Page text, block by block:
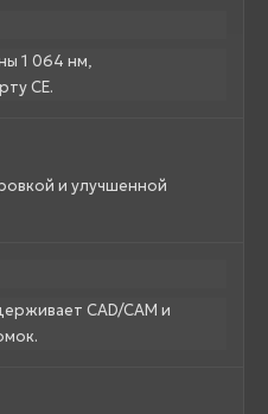
1 064 нм,
CE.
и улучшенной
CAD/CAM и